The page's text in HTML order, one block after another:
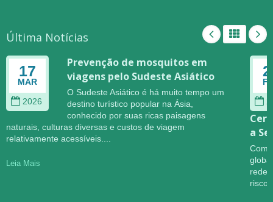
Última Notícias
17
MAR
2026
Prevenção de mosquitos em
viagens pelo Sudeste Asiático
O Sudeste Asiático é há muito tempo um
destino turístico popular na Ásia,
conhecido por suas ricas paisagens
naturais, culturas diversas e custos de viagem
relativamente acessíveis....
Leia Mais
a
Com